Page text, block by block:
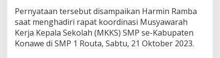
K
o
n
a
w
Pernyataan tersebut disampaikan Harmin Ramba
saat menghadiri rapat koordinasi Musyawarah
Kerja Kepala Sekolah (MKKS) SMP se-Kabupaten
Konawe di SMP 1 Routa, Sabtu, 21 Oktober 2023.